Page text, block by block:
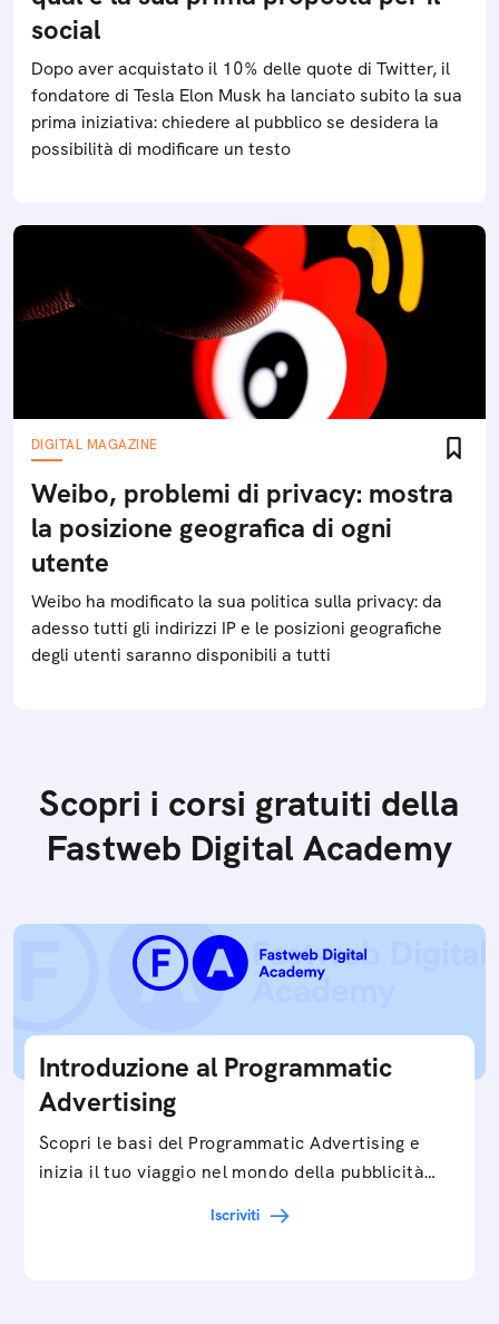
social
Dopo aver acquistato il 10% delle quote di Twitter, il
fondatore di Tesla Elon Musk ha lanciato subito la sua
prima iniziativa: chiedere al pubblico se desidera la
possibilità di modificare un testo
DIGITAL MAGAZINE
Weibo, problemi di privacy: mostra
la posizione geografica di ogni
utente
Weibo ha modificato la sua politica sulla privacy: da
adesso tutti gli indirizzi IP e le posizioni geografiche
degli utenti saranno disponibili a tutti
Scopri i corsi gratuiti della
Fastweb Digital Academy
Introduzione al Programmatic
Advertising
Scopri le basi del Programmatic Advertising e
inizia il tuo viaggio nel mondo della pubblicità
Iscriviti